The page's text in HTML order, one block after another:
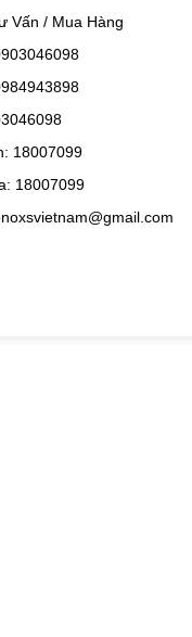
Vấn / Mua Hàng
18007099
18007099